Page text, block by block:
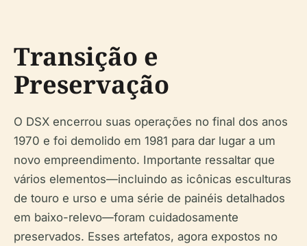
Transição e
Preservação
O DSX encerrou suas operações no final dos anos
1970 e foi demolido em 1981 para dar lugar a um
novo empreendimento. Importante ressaltar que
vários elementos—incluindo as icônicas esculturas
de touro e urso e uma série de painéis detalhados
em baixo-relevo—foram cuidadosamente
preservados. Esses artefatos, agora expostos no